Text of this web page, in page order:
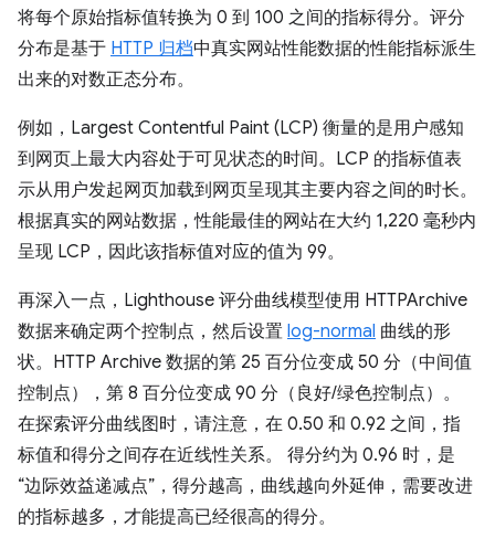
将每个原始指标值转换为 0 到 100 之间的指标得分。评分
分布是基于 HTTP 归档中真实网站性能数据的性能指标派生
出来的对数正态分布。
例如，Largest Contentful Paint (LCP) 衡量的是用户感知
到网页上最大内容处于可见状态的时间。LCP 的指标值表
示从用户发起网页加载到网页呈现其主要内容之间的时长。
根据真实的网站数据，性能最佳的网站在大约 1,220 毫秒内
呈现 LCP，因此该指标值对应的值为 99。
再深入一点，Lighthouse 评分曲线模型使用 HTTPArchive
数据来确定两个控制点，然后设置 log-normal 曲线的形
状。HTTP Archive 数据的第 25 百分位变成 50 分（中间值
控制点），第 8 百分位变成 90 分（良好/绿色控制点）。
在探索评分曲线图时，请注意，在 0.50 和 0.92 之间，指
标值和得分之间存在近线性关系。 得分约为 0.96 时，是
“边际效益递减点”，得分越高，曲线越向外延伸，需要改进
的指标越多，才能提高已经很高的得分。